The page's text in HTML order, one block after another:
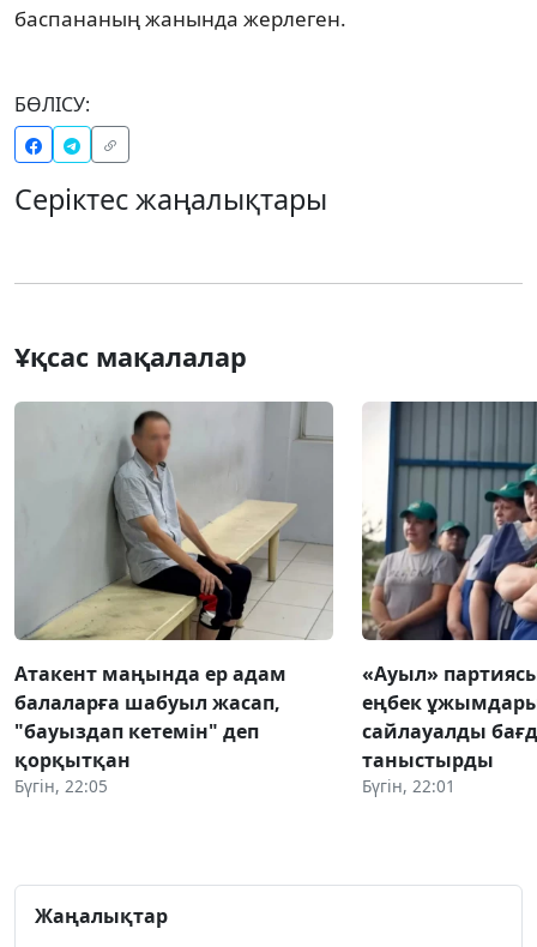
баспананың жанында жерлеген.
БӨЛІСУ:
Серіктес жаңалықтары
Ұқсас мақалалар
Атакент маңында ер адам
балаларға шабуыл жасап,
"бауыздап кетемін" деп
қорқытқан
Бүгін, 22:05
«Ауыл»
еңбек
сайлауалды
таныстырды
Бүгін, 22:01
Жаңалықтар